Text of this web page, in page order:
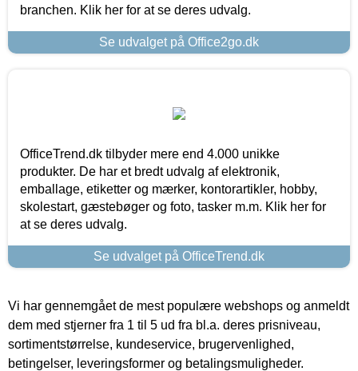
branchen. Klik her for at se deres udvalg.
Se udvalget på Office2go.dk
OfficeTrend.dk tilbyder mere end 4.000 unikke
produkter. De har et bredt udvalg af elektronik,
emballage, etiketter og mærker, kontorartikler, hobby,
skolestart, gæstebøger og foto, tasker m.m. Klik her for
at se deres udvalg.
Se udvalget på OfficeTrend.dk
Vi har gennemgået de mest populære webshops og anmeldt
dem med stjerner fra 1 til 5 ud fra bl.a. deres prisniveau,
sortimentstørrelse, kundeservice, brugervenlighed,
betingelser, leveringsformer og betalingsmuligheder.